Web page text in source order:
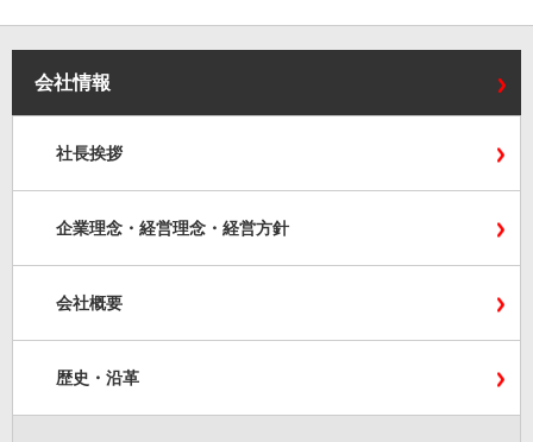
会社情報
社長挨拶
企業理念・経営理念・経営方針
会社概要
歴史・沿革